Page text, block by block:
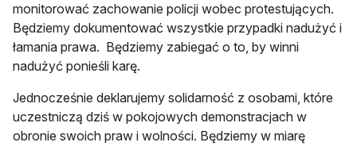
monitorować zachowanie policji wobec protestujących.
Będziemy dokumentować wszystkie przypadki nadużyć i
łamania prawa. Będziemy zabiegać o to, by winni
nadużyć ponieśli karę.
Jednocześnie deklarujemy solidarność z osobami, które
uczestniczą dziś w pokojowych demonstracjach w
obronie swoich praw i wolności. Będziemy w miarę